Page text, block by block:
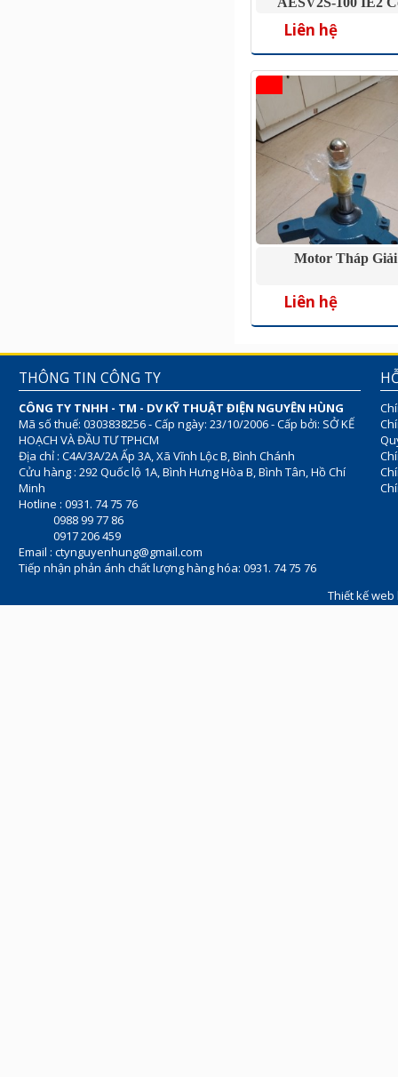
Liên hệ
Motor Tháp
Liên hệ
THÔNG TIN CÔNG TY
CÔNG TY TNHH - TM - DV KỸ THUẬT ĐIỆN NGUYÊN HÙNG
Mã số thuế: 0303838256 - Cấp ngày: 23/10/2006 - Cấp bởi: SỞ KẾ
HOẠCH VÀ ĐẦU TƯ TPHCM
Địa chỉ : C4A/3A/2A Ấp 3A, Xã Vĩnh Lộc B, Bình Chánh
Cửu hàng : 292 Quốc lộ 1A, Bình Hưng Hòa B, Bình Tân, Hồ Chí
Minh
Hotline : 0931. 74 75 76
0988 99 77 86
0917 206 459
Email : ctynguyenhung@gmail.com
Tiếp nhận phản ánh chất lượng hàng hóa: 0931. 74 75 76
Thiết kế web